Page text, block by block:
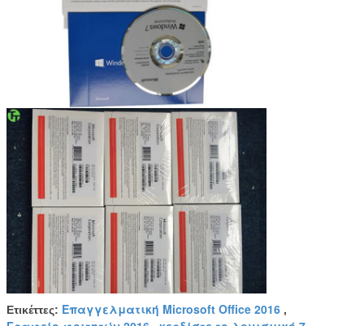
Ετικέττες: Επαγγελματική Microsoft Office 2016 ,